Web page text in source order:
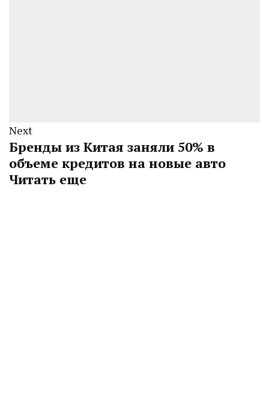
Next
Бренды из Китая заняли 50% в
объеме кредитов на новые авто
Читать еще